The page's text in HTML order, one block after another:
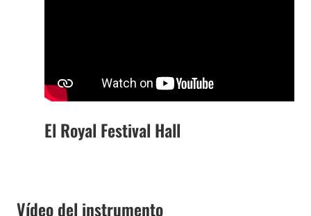
El Royal Festival Hall
Vídeo del instrumento